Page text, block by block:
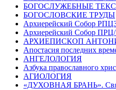
БОГОСЛУЖЕБНЫЕ
БОГОСЛОВСКИЕ ТРУДЫ
Архиерейский Собор
Архиерейский Собор
АРХИЕПИСКОП
Апостасия последних
АНГЕЛОЛОГИЯ
Азбука православного
АГИОЛОГИЯ
«ДУХОВНАЯ БРАНЬ».